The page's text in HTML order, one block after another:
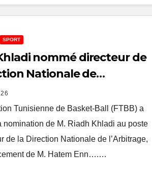
SPORT
nommé directeur de
Nationale de
Tunisienne de Basket-Ball (FTBB) a
nomination de M. Riadh Khladi au poste
de la Direction Nationale de l’Arbitrage,
de M. Hatem Enn….…